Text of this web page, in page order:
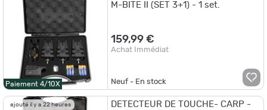
Paiement 4/10X
M-BITE II (SET 3+1) - 1 set.
159,99 €
Achat Immédiat
Neuf - En stock
ajouté il y a 22 heures
DETECTEUR DE TOUCHE- CARP -